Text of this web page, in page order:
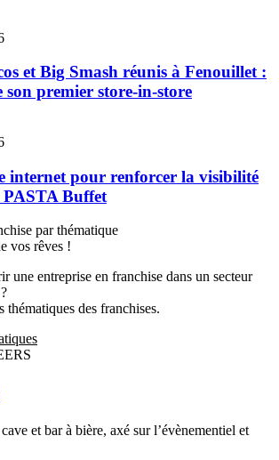
et Big Smash réunis à Fenouillet :
premier store-in-store
internet pour renforcer la visibilité
Buffet
par thématique
vos rêves !
une entreprise en franchise dans un secteur
thématiques des franchises.
et bar à bière, axé sur l’évènementiel et